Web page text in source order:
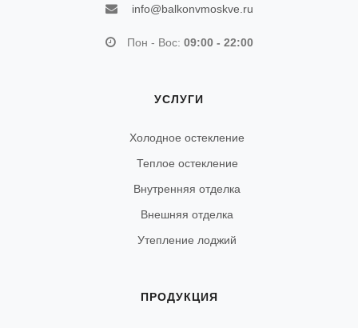
info@balkonvmoskve.ru
Пон - Вос: 09:00 - 22:00
УСЛУГИ
Холодное остекление
Теплое остекление
Внутренняя отделка
Внешняя отделка
Утепление лоджий
ПРОДУКЦИЯ